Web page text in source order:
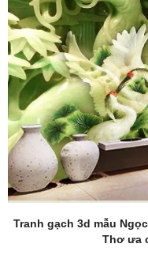
Tranh gạch 3d mẫu
Thơ ưa